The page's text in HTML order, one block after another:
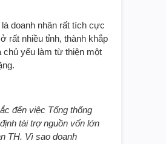
doanh nhân rất tích cực
rất nhiều tỉnh, thành khắp
yếu làm từ thiện một
đến việc Tổng thống
tài trợ nguồn vốn lớn
TH. Vì sao doanh